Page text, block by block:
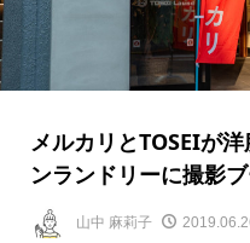
メルカリとTOSEIが
ンランドリーに撮影
山中 麻莉子